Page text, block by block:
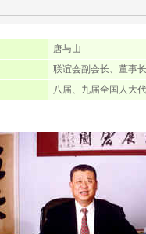
唐与山
联谊会副会长、董事长
八届、九届全国人大